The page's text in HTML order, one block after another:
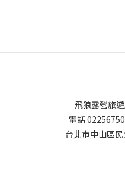
飛狼露營旅
電話
台北市中山區